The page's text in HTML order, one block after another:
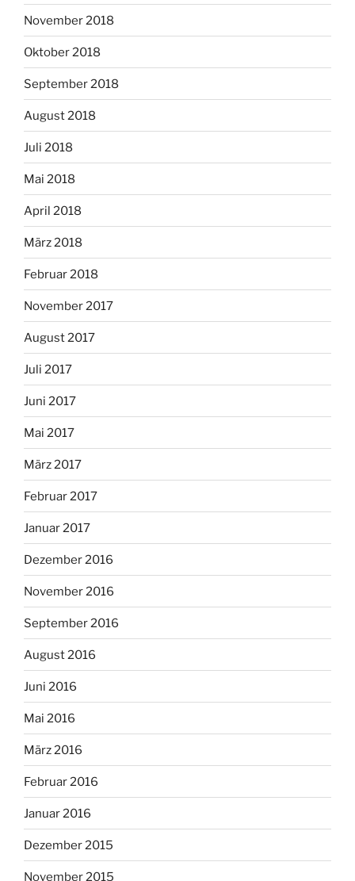
November 2018
Oktober 2018
September 2018
August 2018
Juli 2018
Mai 2018
April 2018
März 2018
Februar 2018
November 2017
August 2017
Juli 2017
Juni 2017
Mai 2017
März 2017
Februar 2017
Januar 2017
Dezember 2016
November 2016
September 2016
August 2016
Juni 2016
Mai 2016
März 2016
Februar 2016
Januar 2016
Dezember 2015
November 2015